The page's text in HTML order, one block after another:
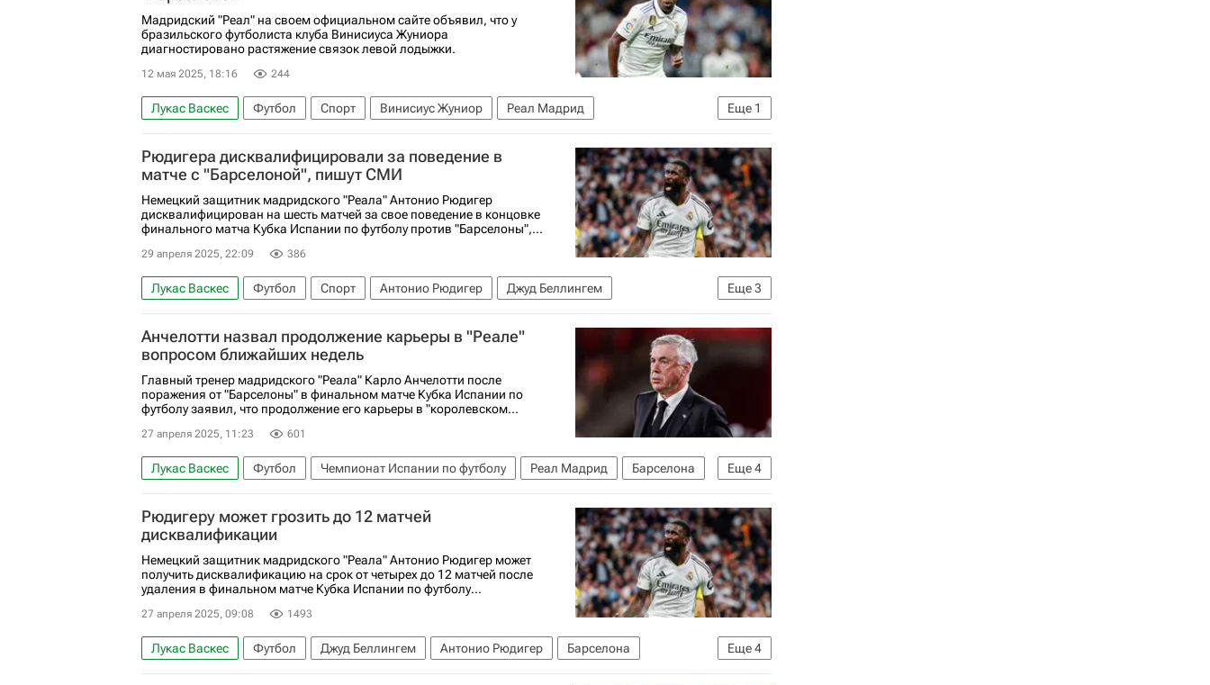
Мадридский "Реал" на своем официальном сайте объявил, что у
бразильского футболиста клуба Винисиуса Жуниора
диагностировано растяжение связок левой лодыжки.
12 мая 2025, 18:16 244
Еще 1
Лукас Васкес Футбол Спорт Винисиус Жуниор
Реал Мадрид
Чемпионат Испании по футболу
Рюдигера дисквалифицировали за поведение в
матче с "Барселоной", пишут СМИ
Немецкий защитник мадридского "Реала" Антонио Рюдигер
дисквалифицирован на шесть матчей за свое поведение в концовке
финального матча Кубка Испании по футболу против "Барселоны",...
29 апреля 2025, 22:09 386
Еще3
Лукас Васкес Футбол Спорт Антонио Рюдигер
Джуд Беллингем
Реал Мадрид
Барселона Кубок Испании
Анчелотти назвал продолжение карьеры в "Реале"
вопросом ближайших недель
Главный тренер мадридского "Реала" Карло Анчелотти после
поражения от "Барселоны" в финальном матче Кубка Испании по
футболу заявил, что продолжение его карьеры в "королевском...
27 апреля 2025, 11:23 601
Еще4
Лукас Васкес Футбол Чемпионат Испании по футболу Реал Мадрид
Барселона
Антонио Рюдигер
Карло Анчелотти Испания Спорт
Рюдигеру может грозить до 12 матчей
дисквалификации
Немецкий защитник мадридского "Реала" Антонио Рюдигер может
получить дисквалификацию на срок от четырех до 12 матчей после
удаления в финальном матче Кубка Испании по футболу...
27 апреля 2025, 09:08 1493
Еще4
Лукас Васкес Футбол Джуд Беллингем Антонио Рюдигер
Барселона
Реал Мадрид
Чемпионат Испании по футболу Испания Спорт